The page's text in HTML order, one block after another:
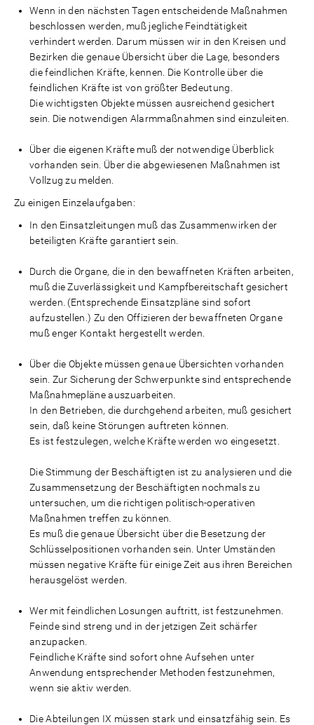
Wenn in den nächsten Tagen entscheidende Maßnahmen
beschlossen werden, muß jegliche Feindtätigkeit
verhindert werden. Darum müssen wir in den Kreisen und
Bezirken die genaue Übersicht über die Lage, besonders
die feindlichen Kräfte, kennen. Die Kontrolle über die
feindlichen Kräfte ist von größter Bedeutung.
Die wichtigsten Objekte müssen ausreichend gesichert
sein. Die notwendigen Alarmmaßnahmen sind einzuleiten.
Über die eigenen Kräfte muß der notwendige Überblick
vorhanden sein. Über die abgewiesenen Maßnahmen ist
Vollzug zu melden.
Zu einigen Einzelaufgaben:
In den Einsatzleitungen muß das Zusammenwirken der
beteiligten Kräfte garantiert sein.
Durch die Organe, die in den bewaffneten Kräften arbeiten,
muß die Zuverlässigkeit und Kampfbereitschaft gesichert
werden. (Entsprechende Einsatzpläne sind sofort
aufzustellen.) Zu den Offizieren der bewaffneten Organe
muß enger Kontakt hergestellt werden.
Über die Objekte müssen genaue Übersichten vorhanden
sein. Zur Sicherung der Schwerpunkte sind entsprechende
Maßnahmepläne auszuarbeiten.
In den Betrieben, die durchgehend arbeiten, muß gesichert
sein, daß keine Störungen auftreten können.
Es ist festzulegen, welche Kräfte werden wo eingesetzt.
Die Stimmung der Beschäftigten ist zu analysieren und die
Zusammensetzung der Beschäftigten nochmals zu
untersuchen, um die richtigen politisch-operativen
Maßnahmen treffen zu können.
Es muß die genaue Übersicht über die Besetzung der
Schlüsselpositionen vorhanden sein. Unter Umständen
müssen negative Kräfte für einige Zeit aus ihren Bereichen
herausgelöst werden.
Wer mit feindlichen Losungen auftritt, ist festzunehmen.
Feinde sind streng und in der jetzigen Zeit schärfer
anzupacken.
Feindliche Kräfte sind sofort ohne Aufsehen unter
Anwendung entsprechender Methoden festzunehmen,
wenn sie aktiv werden.
Die Abteilungen IX müssen stark und einsatzfähig sein. Es